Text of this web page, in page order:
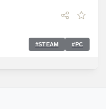
#STEAM #PC